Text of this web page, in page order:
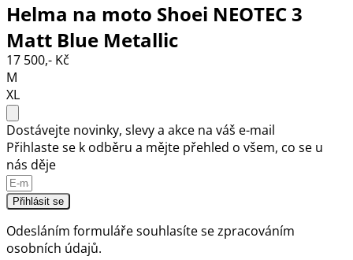
Helma na moto Shoei NEOTEC 3
Matt Blue Metallic
17 500,- Kč
M
XL
Dostávejte novinky, slevy a akce na váš e-mail
Přihlaste se k odběru a mějte přehled o všem, co se u
nás děje
Přihlásit se
Odesláním formuláře souhlasíte sezpracováním
osobních údajů.